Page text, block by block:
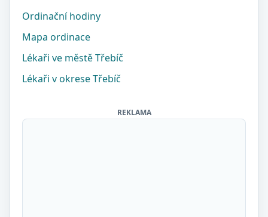
Ordinační hodiny
Mapa ordinace
Lékaři ve městě Třebíč
Lékaři v okrese Třebíč
REKLAMA